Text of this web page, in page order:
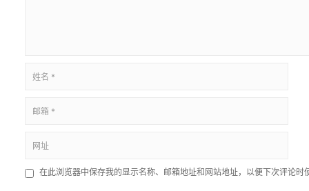
在此浏览器中保存我的显示名称、邮箱地址和网站地址，以便下次评论时